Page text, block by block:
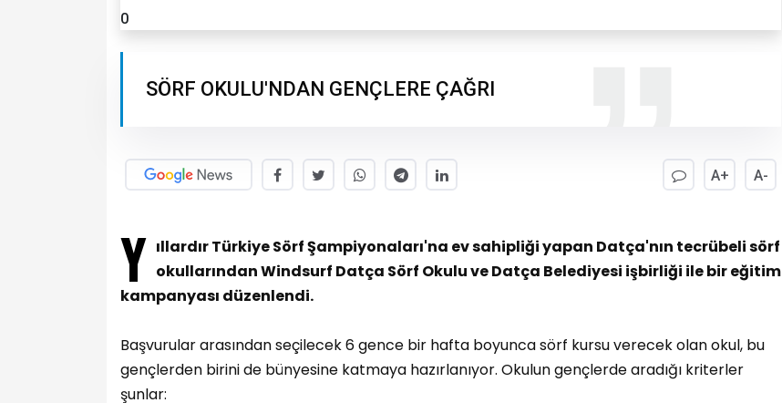
0
SÖRF OKULU'NDAN GENÇLERE ÇAĞRI
A+ A-
Y ıllardır Türkiye Sörf Şampiyonaları'na ev sahipliği yapan Datça'nın tecrübeli sörf
okullarından Windsurf Datça Sörf Okulu ve Datça Belediyesi işbirliği ile bir eğitim
kampanyası düzenlendi.
Başvurular arasından seçilecek 6 gence bir hafta boyunca sörf kursu verecek olan okul, bu
gençlerden birini de bünyesine katmaya hazırlanıyor. Okulun gençlerde aradığı kriterler
şunlar: